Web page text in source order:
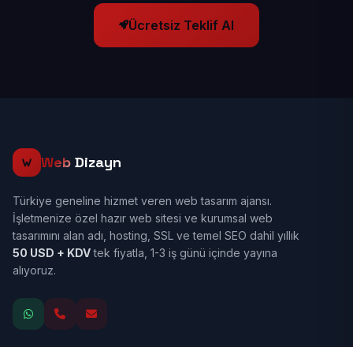
Ücretsiz Teklif Al
Web Dizayn
Türkiye geneline hizmet veren web tasarım ajansı.
İşletmenize özel hazır web sitesi ve kurumsal web
tasarımını alan adı, hosting, SSL ve temel SEO dahil yıllık
50 USD + KDVtek fiyatla, 1-3 iş günü içinde yayına
alıyoruz.